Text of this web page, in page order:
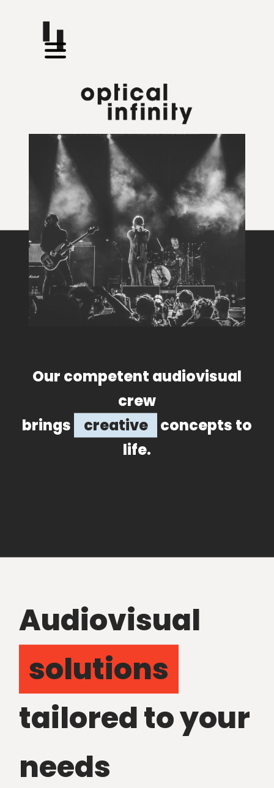
Our competent audiovisual
crew
brings
creative
concepts to
life.
Audiovisual
solutions
tailored to your
needs